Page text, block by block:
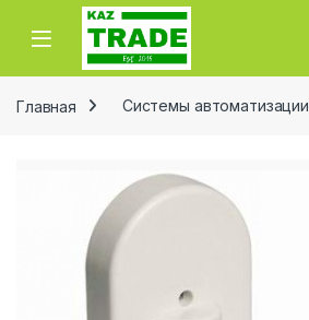
Skip to navigation
Skip to content
Главная Системы автоматизации